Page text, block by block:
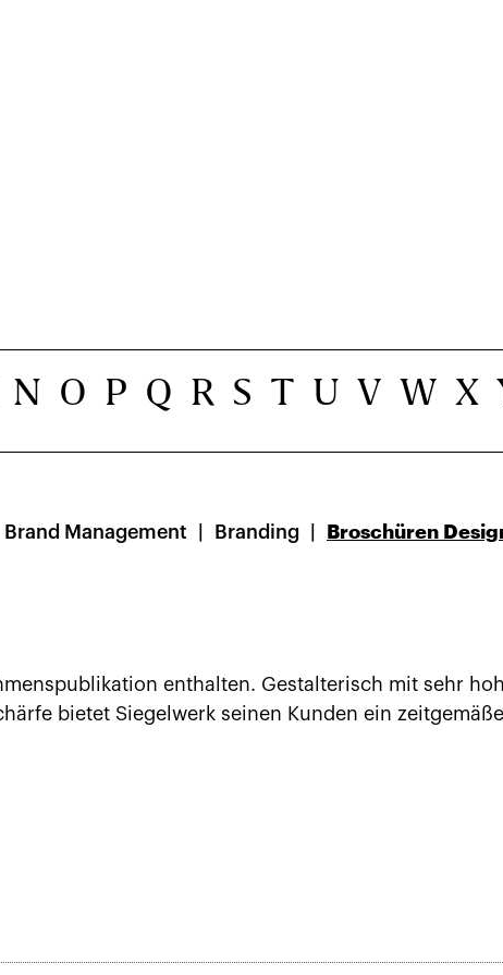
N O P Q R S T U V W X
Brand Management Branding
Broschüren
enthalten. Gestalterisch mit sehr
bietet Siegelwerk seinen Kunden ein